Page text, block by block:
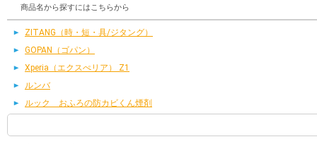
商品名から探すにはこちらから
ZITANG（時・短・具/ジタング）
GOPAN（ゴパン）
Xperia（エクスぺリア） Z1
ルンバ
ルック おふろの防カビくん煙剤